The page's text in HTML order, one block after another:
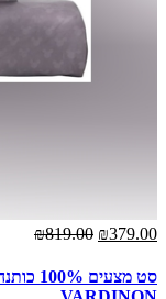
₪379.00
₪819.00